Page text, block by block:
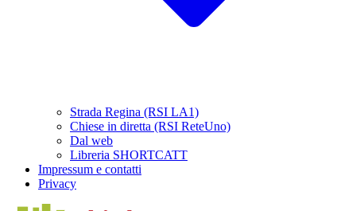
Strada Regina (RSI LA1)
Chiese in diretta (RSI ReteUno)
Dal web
Libreria SHORTCATT
Impressum e contatti
Privacy